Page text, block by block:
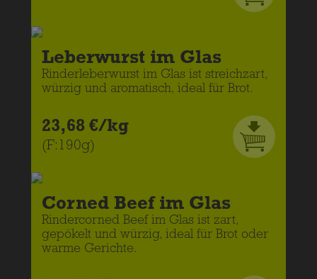
Leberwurst im Glas
Rinderleberwurst im Glas ist streichzart,
würzig und aromatisch, ideal für Brot.
23,68 €/kg
(F:190g)
Corned Beef im Glas
Rindercorned Beef im Glas ist zart,
gepökelt und würzig, ideal für Brot oder
warme Gerichte.